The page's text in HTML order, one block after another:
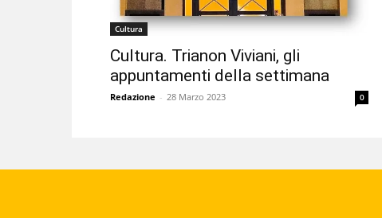
Cultura
Cultura. Trianon Viviani, gli
appuntamenti della settimana
Redazione - 28 Marzo 2023 0